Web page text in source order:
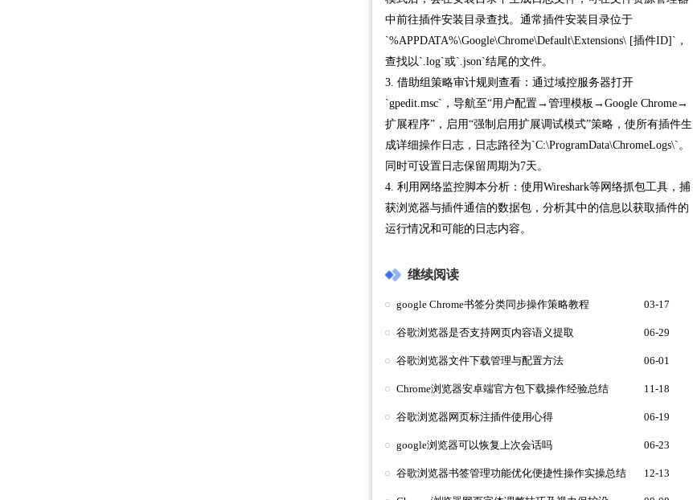
中前往插件安装目录查找。通常插件安装目录位于
`%APPDATA%\Google\Chrome\Default\Extensions\ [插件ID]`，
查找以`.log`或`.json`结尾的文件。
3. 借助组策略审计规则查看：通过域控服务器打开
`gpedit.msc`，导航至“用户配置→管理模板→Google Chrome→
扩展程序”，启用“强制启用扩展调试模式”策略，使所有插件生
成详细操作日志，日志路径为`C:\ProgramData\ChromeLogs\`。
同时可设置日志保留周期为7天。
4. 利用网络监控脚本分析：使用Wireshark等网络抓包工具，捕
获浏览器与插件通信的数据包，分析其中的信息以获取插件的
运行情况和可能的日志内容。
继续阅读
google Chrome书签分类同步操作策略教程 03-17
谷歌浏览器是否支持网页内容语义提取 06-29
谷歌浏览器文件下载管理与配置方法 06-01
Chrome浏览器安卓端官方包下载操作经验总结 11-18
谷歌浏览器网页标注插件使用心得 06-19
google浏览器可以恢复上次会话吗 06-23
谷歌浏览器书签管理功能优化便捷性操作实操总结 12-13